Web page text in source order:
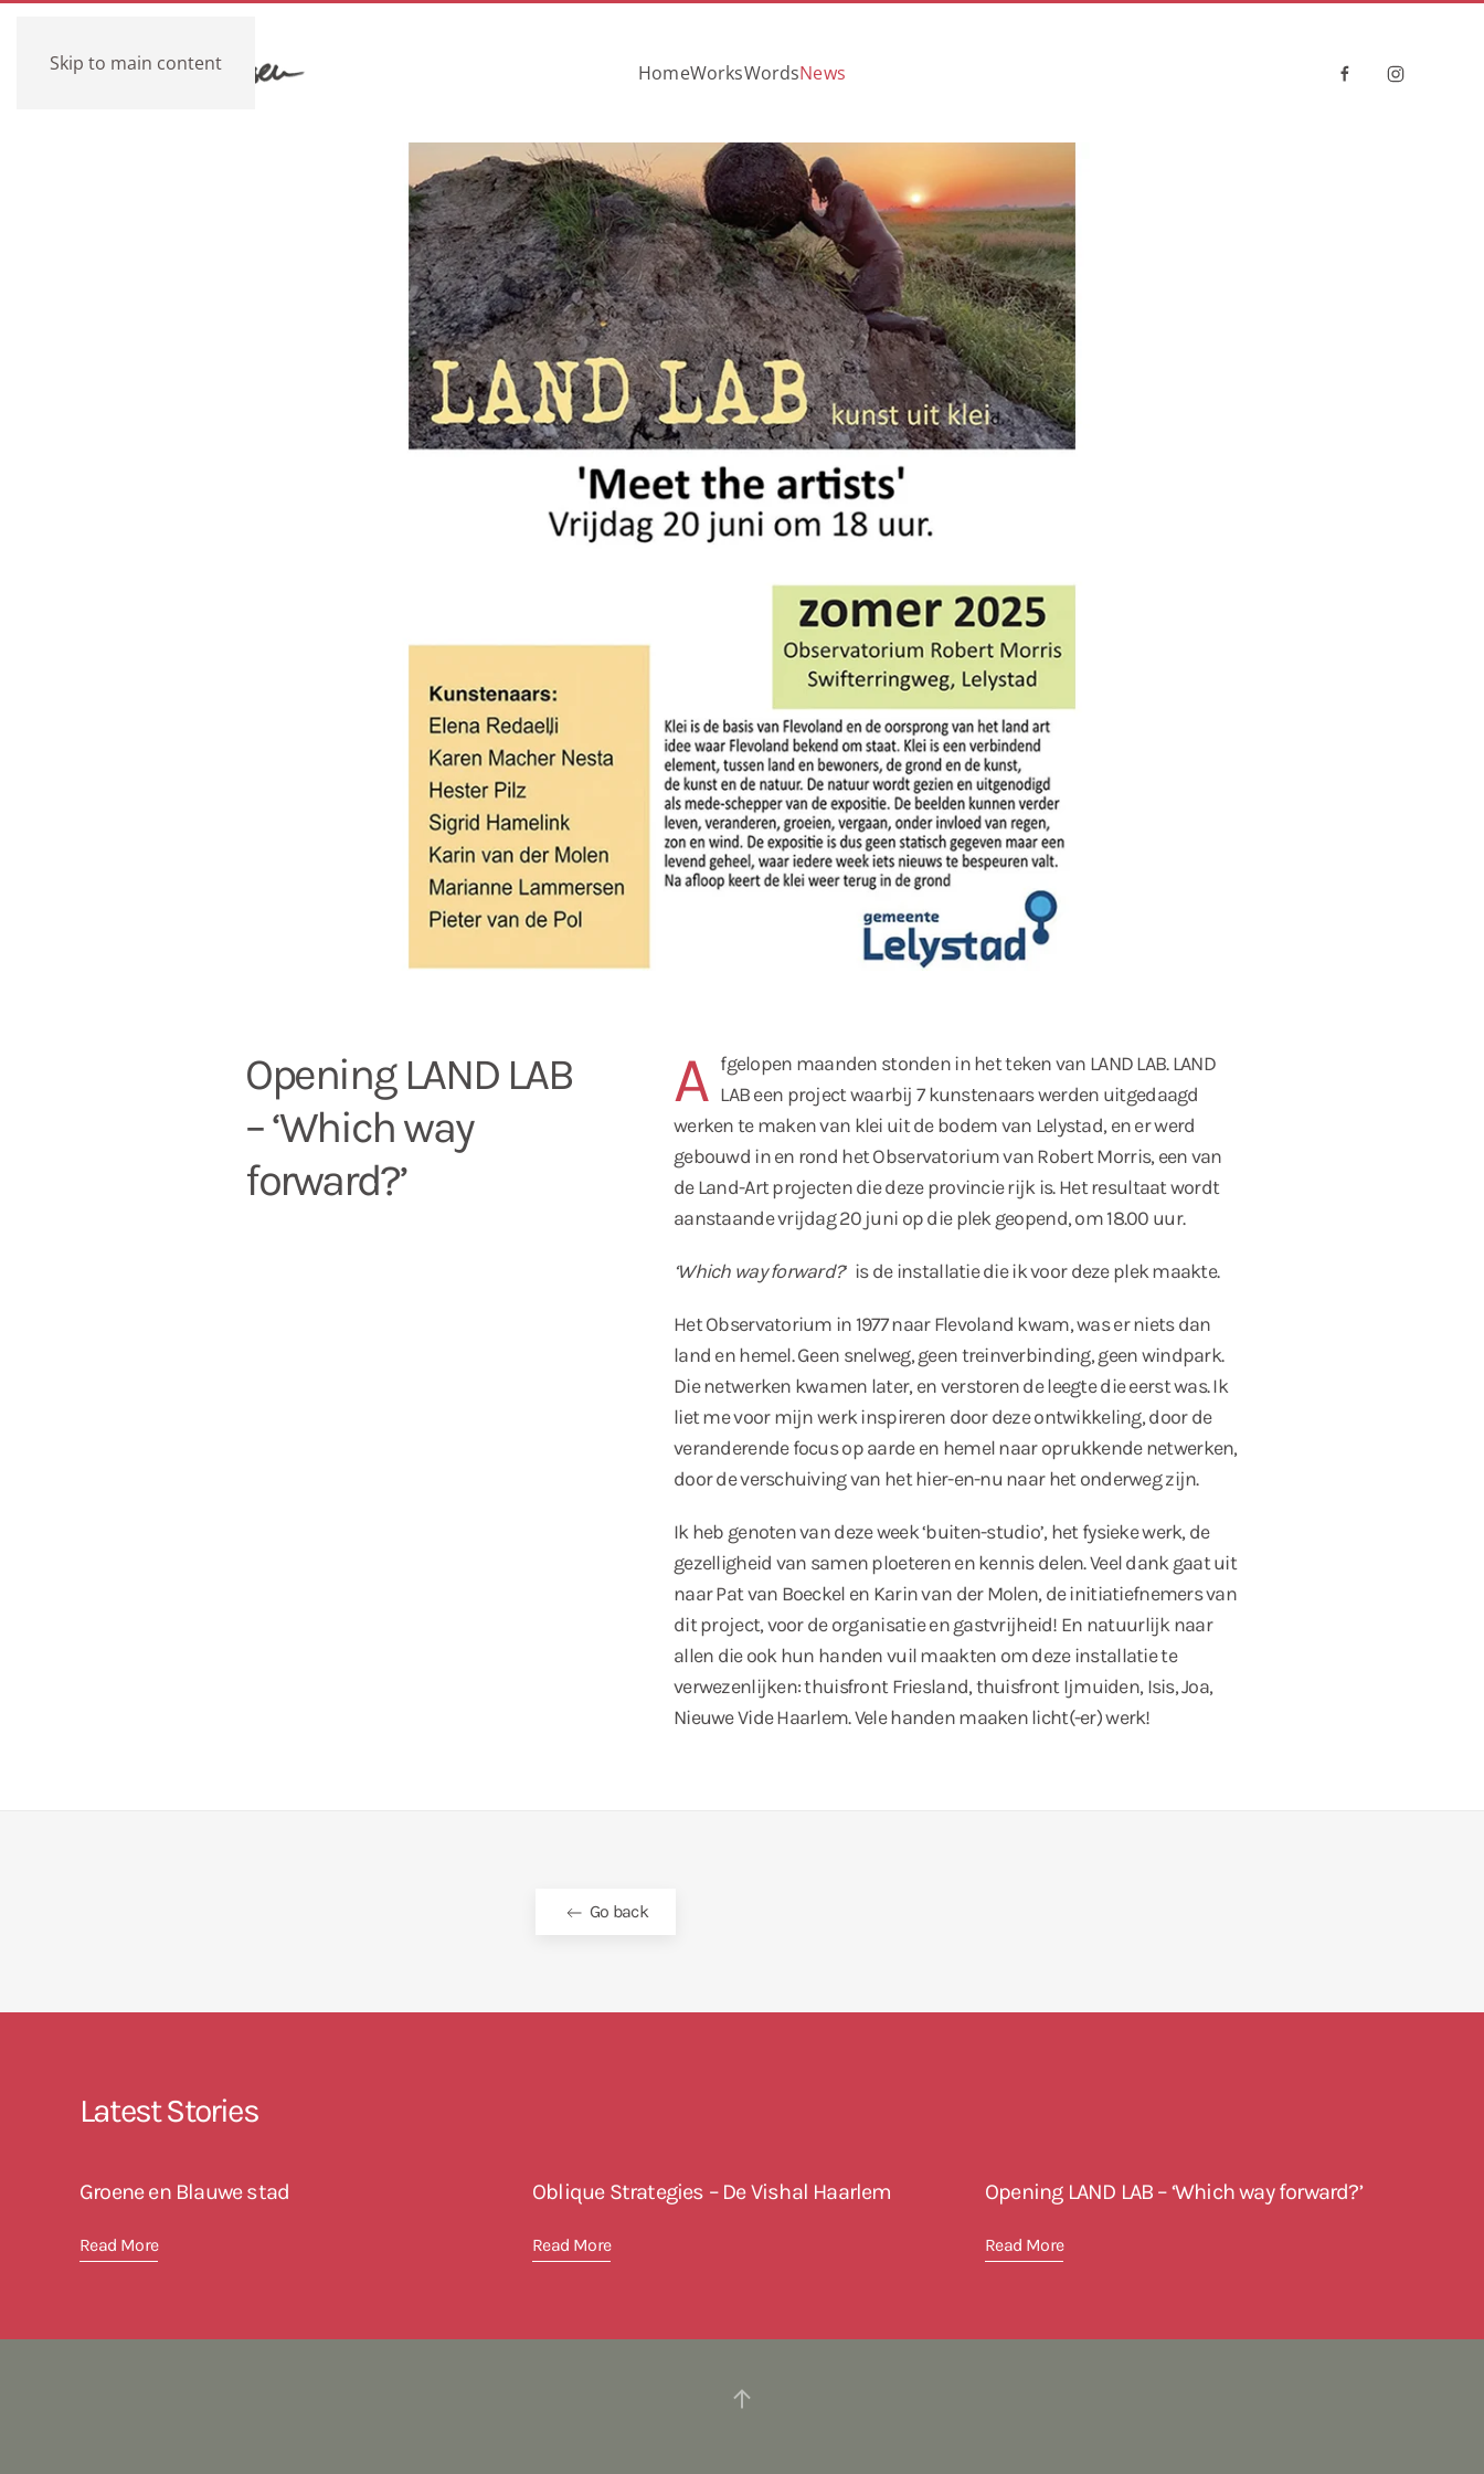
Skip to main content HomeWorksWordsNews
Opening LAND LAB
– ‘Which way
forward?’
A fgelopen maanden stonden in het teken van LAND LAB. LAND
LAB een project waarbij 7 kunstenaars werden uitgedaagd
werken te maken van klei uit de bodem van Lelystad, en er werd
gebouwd in en rond het Observatorium van Robert Morris, een van
de Land-Art projecten die deze provincie rijk is. Het resultaat wordt
aanstaande vrijdag 20 juni op die plek geopend, om 18.00 uur.
‘Which way forward?‘ is de installatie die ik voor deze plek maakte.
Het Observatorium in 1977 naar Flevoland kwam, was er niets dan
land en hemel. Geen snelweg, geen treinverbinding, geen windpark.
Die netwerken kwamen later, en verstoren de leegte die eerst was. Ik
liet me voor mijn werk inspireren door deze ontwikkeling, door de
veranderende focus op aarde en hemel naar oprukkende netwerken,
door de verschuiving van het hier-en-nu naar het onderweg zijn.
Ik heb genoten van deze week ‘buiten-studio’, het fysieke werk, de
gezelligheid van samen ploeteren en kennis delen. Veel dank gaat uit
naar Pat van Boeckel en Karin van der Molen, de initiatiefnemers van
dit project, voor de organisatie en gastvrijheid! En natuurlijk naar
allen die ook hun handen vuil maakten om deze installatie te
verwezenlijken: thuisfront Friesland, thuisfront Ijmuiden, Isis, Joa,
Nieuwe Vide Haarlem. Vele handen maaken licht(-er) werk!
Go back
Latest Stories
Groene en Blauwe stad
Read More
Oblique Strategies – De Vishal Haarlem
Read More
Opening LAND LAB – ‘Which way forward?’
Read More